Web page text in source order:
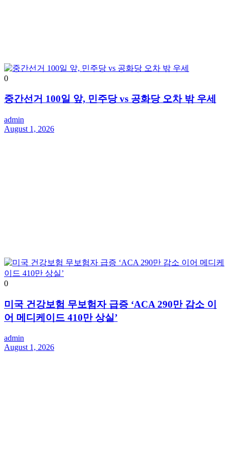
0
중간선거 100일 앞, 민주당 vs 공화당 오차 밖 우세
admin
August 1, 2026
0
미국 건강보험 무보험자 급증 ‘ACA 290만 감소 이
어 메디케이드 410만 상실’
admin
August 1, 2026